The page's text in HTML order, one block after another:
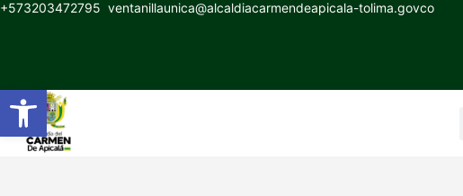
Abrir barra de herramientas
+573203472795 ventanillaunica@alcaldiacarmendeapicala-tolima.govco